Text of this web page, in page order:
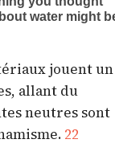
jouent un
allant du
neutres sont
22